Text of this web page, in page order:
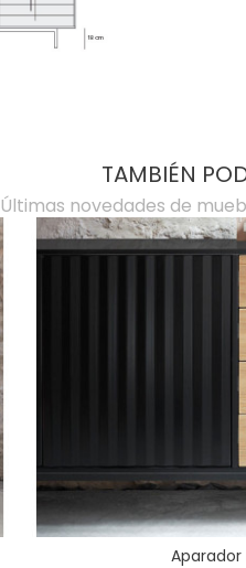
TAMBIÉN
Últimas novedades de